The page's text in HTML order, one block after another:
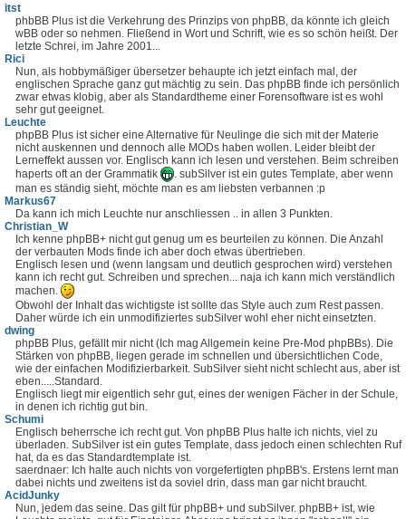
itst
phbBB Plus ist die Verkehrung des Prinzips von phpBB, da könnte ich gleich
wBB oder so nehmen. Fließend in Wort und Schrift, wie es so schön heißt. Der
letzte Schrei, im Jahre 2001...
Rici
Nun, als hobbymäßiger übersetzer behaupte ich jetzt einfach mal, der
englischen Sprache ganz gut mächtig zu sein. Das phpBB finde ich persönlich
zwar etwas klobig, aber als Standardtheme einer Forensoftware ist es wohl
sehr gut geeignet.
Leuchte
phpBB Plus ist sicher eine Alternative für Neulinge die sich mit der Materie
nicht auskennen und dennoch alle MODs haben wollen. Leider bleibt der
Lerneffekt aussen vor. Englisch kann ich lesen und verstehen. Beim schreiben
haperts oft an der Grammatik
. subSilver ist ein gutes Template, aber wenn
man es ständig sieht, möchte man es am liebsten verbannen :p
Markus67
Da kann ich mich Leuchte nur anschliessen .. in allen 3 Punkten.
Christian_W
Ich kenne phpBB+ nicht gut genug um es beurteilen zu können. Die Anzahl
der verbauten Mods finde ich aber doch etwas übertrieben.
Englisch lesen und (wenn langsam und deutlich gesprochen wird) verstehen
kann ich recht gut. Schreiben und sprechen... naja ich kann mich verständlich
machen.
Obwohl der Inhalt das wichtigste ist sollte das Style auch zum Rest passen.
Daher würde ich ein unmodifiziertes subSilver wohl eher nicht einsetzten.
dwing
phpBB Plus, gefällt mir nicht (Ich mag Allgemein keine Pre-Mod phpBBs). Die
Stärken von phpBB, liegen gerade im schnellen und übersichtlichen Code,
wie der einfachen Modifizierbarkeit. SubSilver sieht nicht schlecht aus, aber ist
eben.....Standard.
Englisch liegt mir eigentlich sehr gut, eines der wenigen Fächer in der Schule,
in denen ich richtig gut bin.
Schumi
Englisch beherrsche ich recht gut. Von phpBB Plus halte ich nichts, viel zu
überladen. SubSilver ist ein gutes Template, dass jedoch einen schlechten Ruf
hat, da es das Standardtemplate ist.
saerdnaer: Ich halte auch nichts von vorgefertigten phpBB's. Erstens lernt man
dabei nichts und zweitens ist da soviel drin, dass man gar nicht braucht.
AcidJunky
Nun, jedem das seine. Das gilt für phpBB+ und subSilver. phpBB+ ist, wie